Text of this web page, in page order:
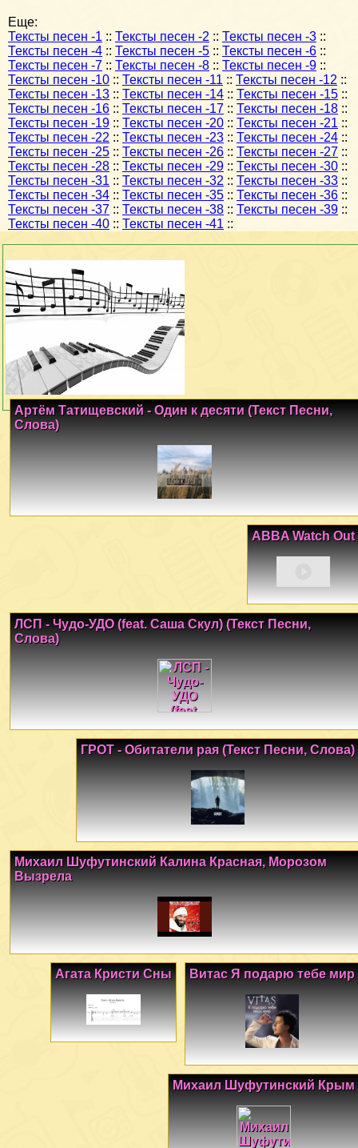
Еще:
Тексты песен -1 :: Тексты песен -2 :: Тексты песен -3 ::
Тексты песен -4 :: Тексты песен -5 :: Тексты песен -6 ::
Тексты песен -7 :: Тексты песен -8 :: Тексты песен -9 ::
Тексты песен -10 :: Тексты песен -11 :: Тексты песен -12 ::
Тексты песен -13 :: Тексты песен -14 :: Тексты песен -15 ::
Тексты песен -16 :: Тексты песен -17 :: Тексты песен -18 ::
Тексты песен -19 :: Тексты песен -20 :: Тексты песен -21 ::
Тексты песен -22 :: Тексты песен -23 :: Тексты песен -24 ::
Тексты песен -25 :: Тексты песен -26 :: Тексты песен -27 ::
Тексты песен -28 :: Тексты песен -29 :: Тексты песен -30 ::
Тексты песен -31 :: Тексты песен -32 :: Тексты песен -33 ::
Тексты песен -34 :: Тексты песен -35 :: Тексты песен -36 ::
Тексты песен -37 :: Тексты песен -38 :: Тексты песен -39 ::
Тексты песен -40 :: Тексты песен -41 ::
Артём Татищевский - Один к десяти (Текст Песни,
Слова)
ABBA Watch Out
ЛСП - Чудо-УДО (feat. Саша Скул) (Текст Песни,
Слова)
ГРОТ - Обитатели рая (Текст Песни, Слова)
Михаил Шуфутинский Калина Красная, Морозом
Вызрела
Витас Я подарю тебе мир
Агата Кристи Сны
Михаил Шуфутинский Крым